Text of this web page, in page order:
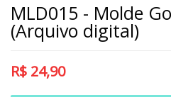
MLD015 - Molde
(Arquivo digital)
R$ 24,90